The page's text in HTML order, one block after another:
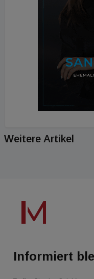
Weitere Artikel
Informiert